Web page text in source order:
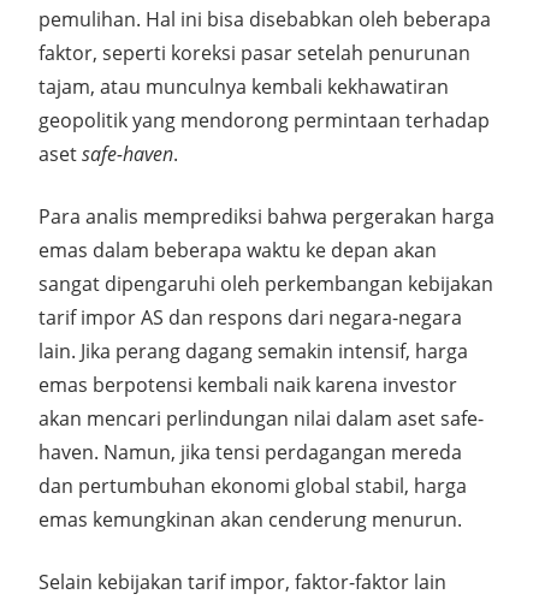
pemulihan. Hal ini bisa disebabkan oleh beberapa
faktor, seperti koreksi pasar setelah penurunan
tajam, atau munculnya kembali kekhawatiran
geopolitik yang mendorong permintaan terhadap
asetsafe-haven.
Para analis memprediksi bahwa pergerakan harga
emas dalam beberapa waktu ke depan akan
sangat dipengaruhi oleh perkembangan kebijakan
tarif impor AS dan respons dari negara-negara
lain. Jika perang dagang semakin intensif, harga
emas berpotensi kembali naik karena investor
akan mencari perlindungan nilai dalam aset safe-
haven. Namun, jika tensi perdagangan mereda
dan pertumbuhan ekonomi global stabil, harga
emas kemungkinan akan cenderung menurun.
Selain kebijakan tarif impor, faktor-faktor lain